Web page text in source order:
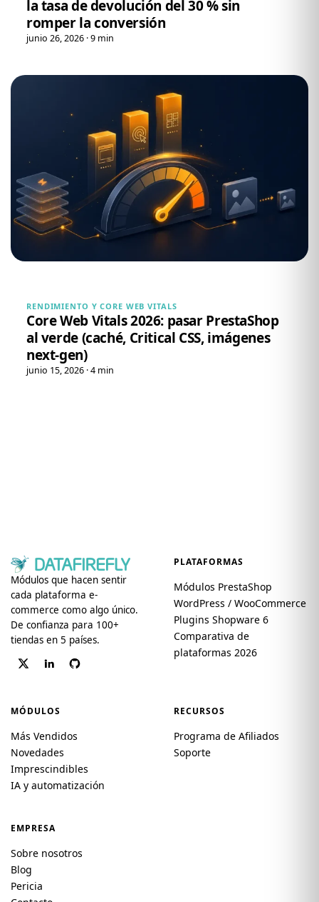
la tasa de devolución del 30 % sin
romper la conversión
junio 26, 2026 · 9 min
RENDIMIENTO Y CORE WEB VITALS
Core Web Vitals 2026: pasar PrestaShop
al verde (caché, Critical CSS, imágenes
next-gen)
junio 15, 2026 · 4 min
Módulos que hacen sentir
cada plataforma e-
commerce como algo único.
De confianza para 100+
tiendas en 5 países.
PLATAFORMAS
Módulos PrestaShop
WordPress / WooCommerce
Plugins Shopware 6
Comparativa de
plataformas 2026
MÓDULOS
Más Vendidos
Novedades
Imprescindibles
IA y automatización
RECURSOS
Programa de Afiliados
Soporte
EMPRESA
Sobre nosotros
Blog
Pericia